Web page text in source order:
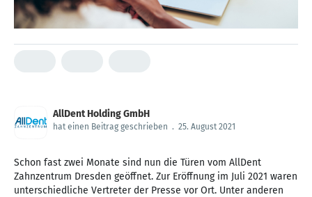
AllDent Holding GmbH
hat einen Beitrag geschrieben . 25. August 2021
Schon fast zwei Monate sind nun die Türen vom AllDent
Zahnzentrum Dresden geöffnet. Zur Eröffnung im Juli 2021 waren
unterschiedliche Vertreter der Presse vor Ort. Unter anderen